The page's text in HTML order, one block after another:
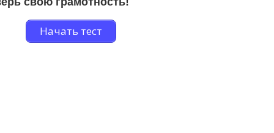
Начать тест